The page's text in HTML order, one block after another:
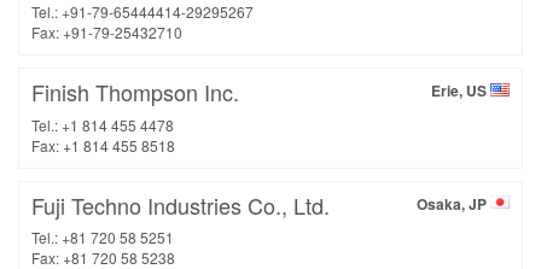
Tel.: +91-79-65444414-29295267
Fax: +91-79-25432710
Erie, US
Finish Thompson Inc.
Tel.: +1 814 455 4478
Fax: +1 814 455 8518
Osaka, JP
Fuji Techno Industries Co., Ltd.
Tel.: +81 720 58 5251
Fax: +81 720 58 5238